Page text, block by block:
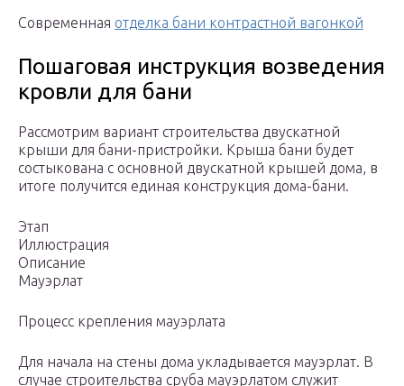
Современная отделка бани контрастной вагонкой
Пошаговая инструкция возведения
кровли для бани
Рассмотрим вариант строительства двускатной
крыши для бани-пристройки. Крыша бани будет
состыкована с основной двускатной крышей дома, в
итоге получится единая конструкция дома-бани.
Этап
Иллюстрация
Описание
Мауэрлат
Процесс крепления мауэрлата
Для начала на стены дома укладывается мауэрлат. В
случае строительства сруба мауэрлатом служит